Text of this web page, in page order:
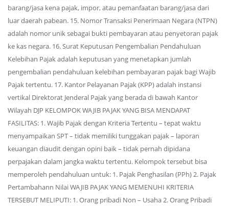
barang/jasa kena pajak, impor, atau pemanfaatan barang/jasa dari
luar daerah pabean. 15. Nomor Transaksi Penerimaan Negara (NTPN)
adalah nomor unik sebagai bukti pembayaran atau penyetoran pajak
ke kas negara. 16. Surat Keputusan Pengembalian Pendahuluan
Kelebihan Pajak adalah keputusan yang menetapkan jumlah
pengembalian pendahuluan kelebihan pembayaran pajak bagi Wajib
Pajak tertentu. 17. Kantor Pelayanan Pajak (KPP) adalah instansi
vertikal Direktorat Jenderal Pajak yang berada di bawah Kantor
Wilayah DJP KELOMPOK WAJIB PAJAK YANG BISA MENDAPAT
FASILITAS: 1. Wajib Pajak dengan Kriteria Tertentu – tepat waktu
menyampaikan SPT – tidak memiliki tunggakan pajak – laporan
keuangan diaudit dengan opini baik – tidak pernah dipidana
perpajakan dalam jangka waktu tertentu. Kelompok tersebut bisa
memperoleh pendahuluan untuk: 1. Pajak Penghasilan (PPh) 2. Pajak
Pertambahann Nilai WAJIB PAJAK YANG MEMENUHI KRITERIA
TERSEBUT MELIPUTI: 1. Orang pribadi Non – Usaha 2. Orang Pribadi